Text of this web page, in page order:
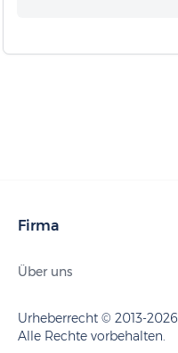
Firma
Über uns
Urheberrecht © 2013-2026
Alle Rechte vorbehalten.